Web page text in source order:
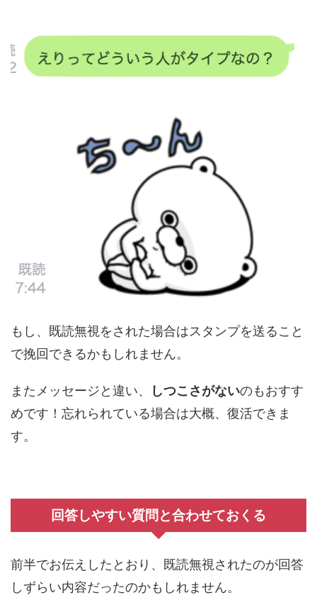
もし、既読無視をされた場合はスタンプを送ること
で挽回できるかもしれません。
またメッセージと違い、 しつこさがないのもおすす
めです！忘れられている場合は大概、復活できま
す。
回答しやすい質問と合わせておくる
前半でお伝えしたとおり、既読無視されたのが回答
しずらい内容だったのかもしれません。